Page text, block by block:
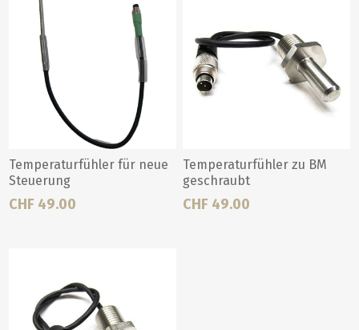
Temperaturfühler für neue
Steuerung
CHF 49.00
Temperaturfühler zu BM
geschraubt
CHF 49.00